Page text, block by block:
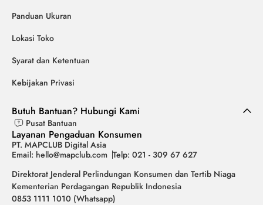
Panduan Ukuran
Lokasi Toko
Syarat dan Ketentuan
Kebijakan Privasi
Butuh Bantuan? Hubungi Kami
Pusat Bantuan
Layanan Pengaduan Konsumen
PT. MAPCLUB Digital Asia
Email: hello@mapclub.com Telp: 021 - 309 67 627
Direktorat Jenderal Perlindungan Konsumen dan Tertib Niaga
Kementerian Perdagangan Republik Indonesia
0853 1111 1010 (Whatsapp)